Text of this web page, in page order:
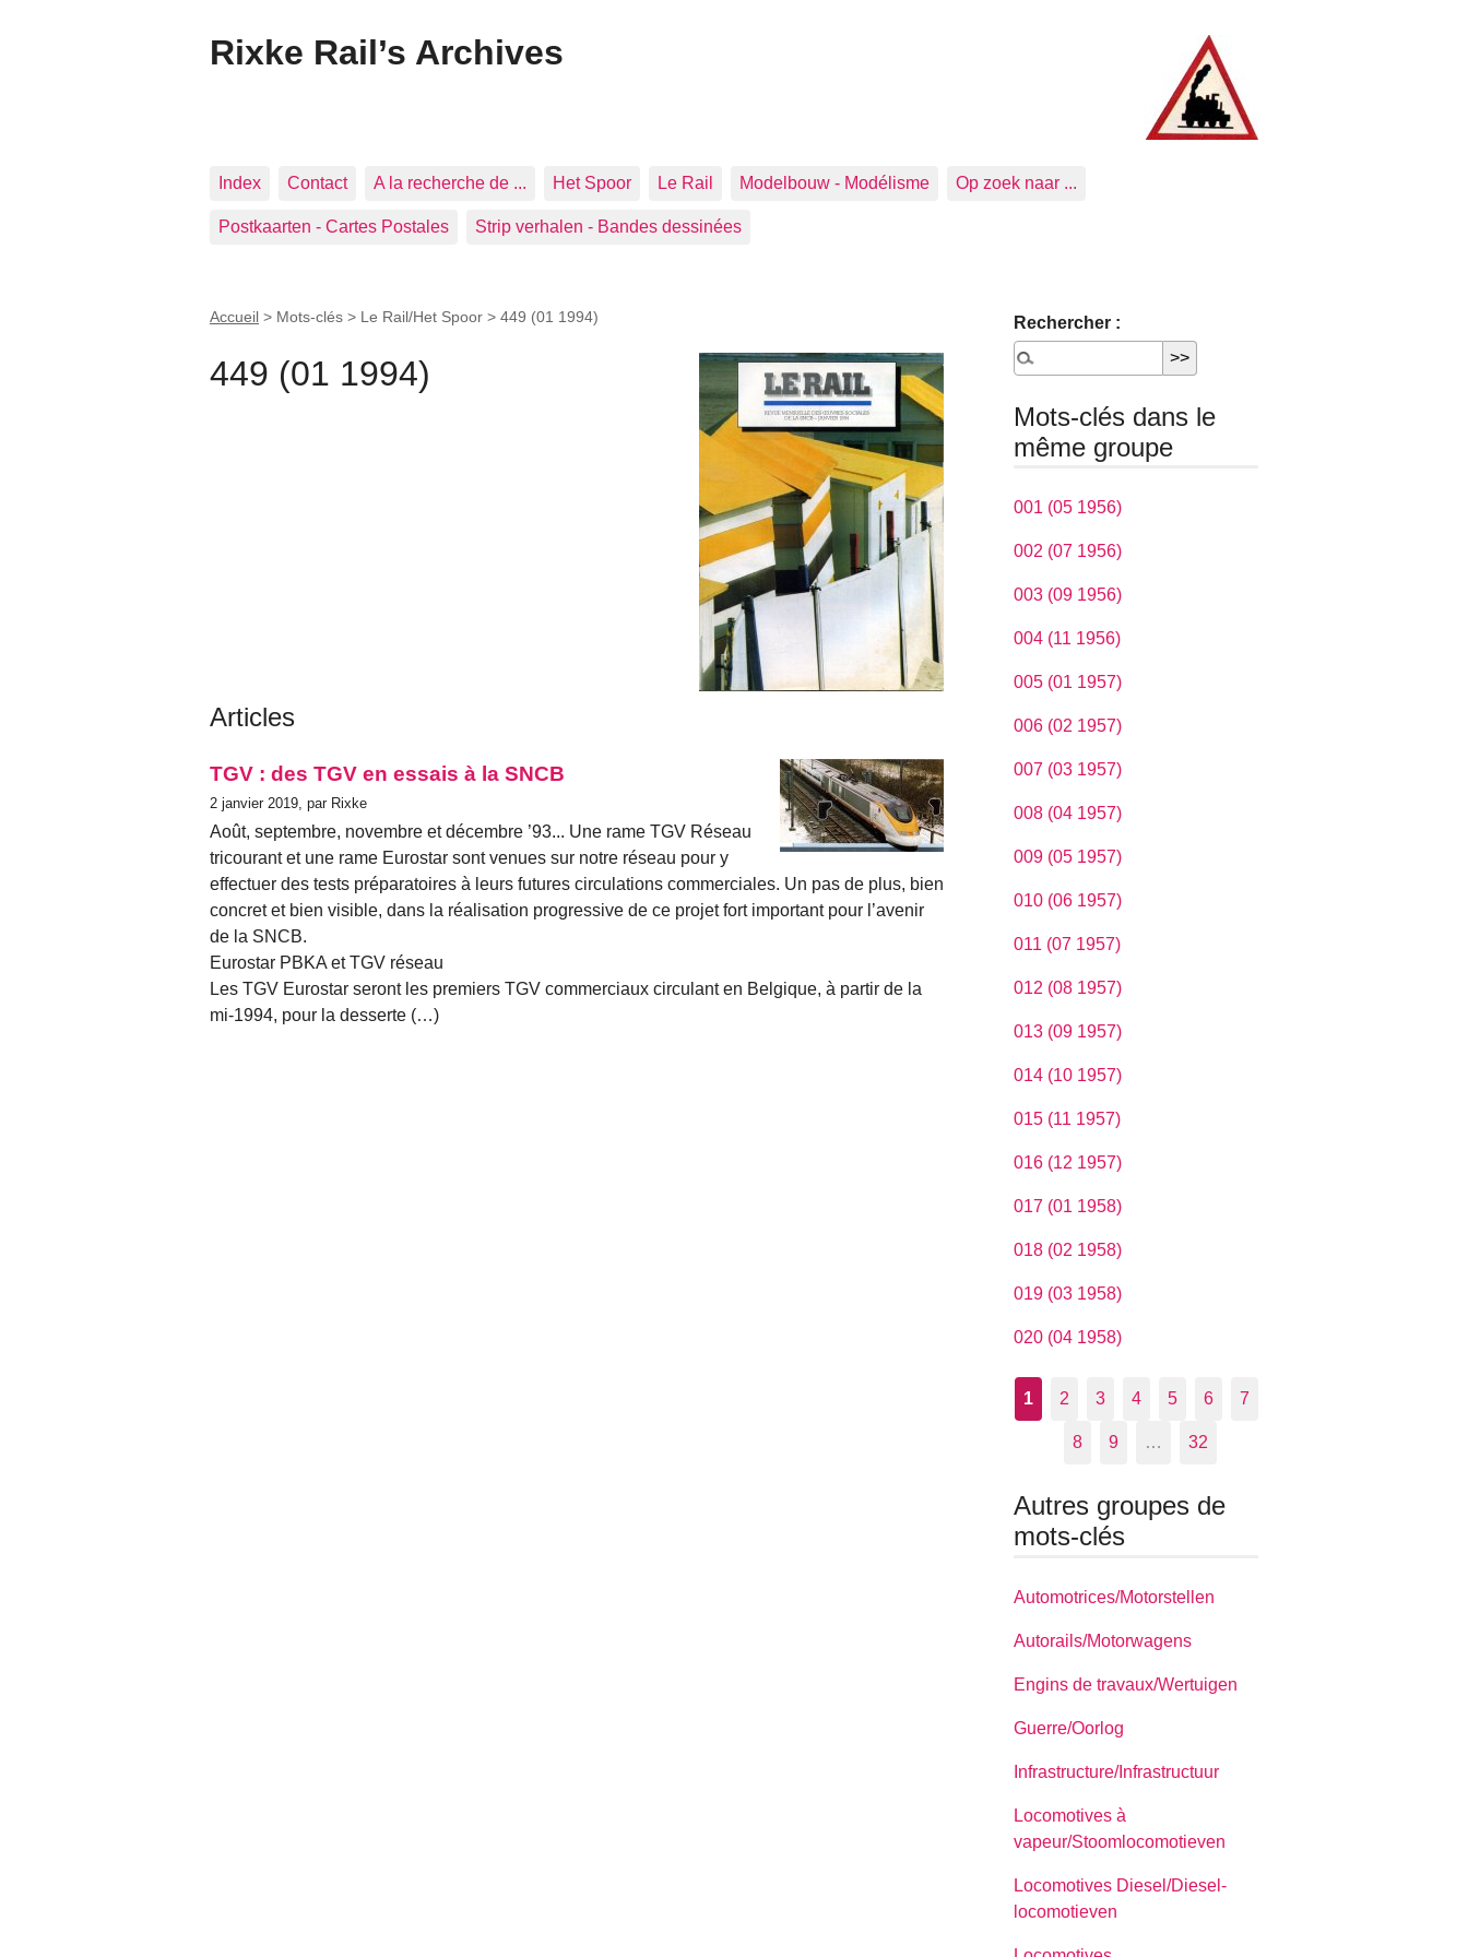
Rixke Rail’s Archives
Index Contact A la recherche de ... Het Spoor Le Rail Modelbouw - Modélisme Op zoek naar ...
Postkaarten - Cartes Postales Strip verhalen - Bandes dessinées
Accueil > Mots-clés > Le Rail/Het Spoor > 449 (01 1994)
449 (01 1994)
Articles
TGV : des TGV en essais à la SNCB
2 janvier 2019, par Rixke
Août, septembre, novembre et décembre ’93... Une rame TGV Réseau
tricourant et une rame Eurostar sont venues sur notre réseau pour y
effectuer des tests préparatoires à leurs futures circulations commerciales. Un pas de plus, bien
concret et bien visible, dans la réalisation progressive de ce projet fort important pour l’avenir
de la SNCB.
Eurostar PBKA et TGV réseau
Les TGV Eurostar seront les premiers TGV commerciaux circulant en Belgique, à partir de la
mi-1994, pour la desserte (…)
Rechercher :
Mots-clés dans le
même groupe
001 (05 1956)
002 (07 1956)
003 (09 1956)
004 (11 1956)
005 (01 1957)
006 (02 1957)
007 (03 1957)
008 (04 1957)
009 (05 1957)
010 (06 1957)
011 (07 1957)
012 (08 1957)
013 (09 1957)
014 (10 1957)
015 (11 1957)
016 (12 1957)
017 (01 1958)
018 (02 1958)
019 (03 1958)
020 (04 1958)
1 2 3 4 5 6 7
8 9 … 32
Autres groupes de
mots-clés
Automotrices/Motorstellen
Autorails/Motorwagens
Engins de travaux/Wertuigen
Guerre/Oorlog
Infrastructure/Infrastructuur
Locomotives à
vapeur/Stoomlocomotieven
Locomotives Diesel/Diesel-
locomotieven